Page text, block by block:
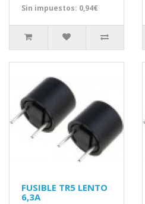
Sin impuestos: 0,94€
FUSIBLE TR5 LENTO
6,3A